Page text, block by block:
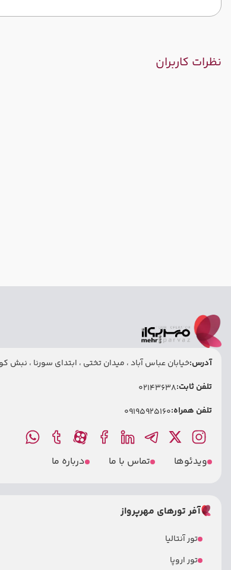
نظرات کاربران
آدرس:خیابان عباس آباد ، میدان تختی ، ابتدای سورنا ، نبش
تلفن ثابت:02143638
تلفن همراه:09195925160
ویدئوها تماس با ما درباره ما
آفر تورهای مهرپرواز
تور آنتالیا
تور اروپا